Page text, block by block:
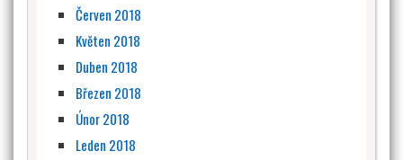
Červen 2018
Květen 2018
Duben 2018
Březen 2018
Únor 2018
Leden 2018